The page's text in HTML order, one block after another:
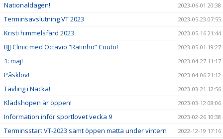
Nationaldagen! 2023-06-01 20:38
Terminsavslutning VT 2023 2023-05-23 07:55
Kristi himmelsfärd 2023 2023-05-16 21:44
BJJ Clinic med Octavio ”Ratinho” Couto! 2023-05-01 19:27
1: maj! 2023-04-27 11:17
Påsklov! 2023-04-06 21:12
Tävling i Nacka! 2023-03-21 12:56
Klädshopen är öppen! 2023-03-12 08:06
Information inför sportlovet vecka 9 2023-02-26 10:38
Terminsstart VT-2023 samt öppen matta under vintern 2022-12-19 17:16